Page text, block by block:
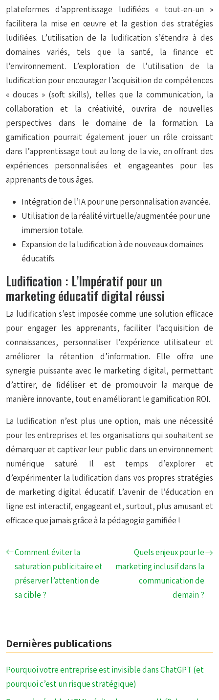
plateformes d’apprentissage ludifiées « tout-en-un »
facilitera la mise en œuvre et la gestion des stratégies
ludifiées. L’utilisation de la ludification s’étendra à des
domaines variés, tels que la santé, la finance et
l’environnement. L’exploration de l’utilisation de la
ludification pour encourager l’acquisition de compétences
« douces » (soft skills), telles que la communication, la
collaboration et la créativité, ouvrira de nouvelles
perspectives dans le domaine de la formation. La
gamification pourrait également jouer un rôle croissant
dans l’apprentissage tout au long de la vie, en offrant des
expériences personnalisées et engageantes pour les
apprenants de tous âges.
Intégration de l’IA pour une personnalisation avancée.
Utilisation de la réalité virtuelle/augmentée pour une
immersion totale.
Expansion de la ludification à de nouveaux domaines
éducatifs.
Ludification : L’Impératif pour un
marketing éducatif digital réussi
La ludification s’est imposée comme une solution efficace
pour engager les apprenants, faciliter l’acquisition de
connaissances, personnaliser l’expérience utilisateur et
améliorer la rétention d’information. Elle offre une
synergie puissante avec le marketing digital, permettant
d’attirer, de fidéliser et de promouvoir la marque de
manière innovante, tout en améliorant le gamification ROI.
La ludification n’est plus une option, mais une nécessité
pour les entreprises et les organisations qui souhaitent se
démarquer et captiver leur public dans un environnement
numérique saturé. Il est temps d’explorer et
d’expérimenter la ludification dans vos propres stratégies
de marketing digital éducatif. L’avenir de l’éducation en
ligne est interactif, engageant et, surtout, plus amusant et
efficace que jamais grâce à la pédagogie gamifiée !
Comment éviter la
saturation publicitaire et
préserver l’attention de
sa cible ?
Quels enjeux pour le
marketing inclusif dans la
communication de
demain ?
Dernières publications
Pourquoi votre entreprise est invisible dans ChatGPT (et
pourquoi c’est un risque stratégique)